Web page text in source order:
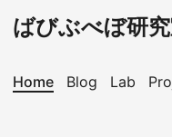
ばびぶべぼ研
Home Blog Lab